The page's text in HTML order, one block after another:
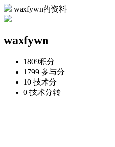
waxfywn的资料
waxfywn
1809积分
1799 参与分
10 技术分
0 技术分转